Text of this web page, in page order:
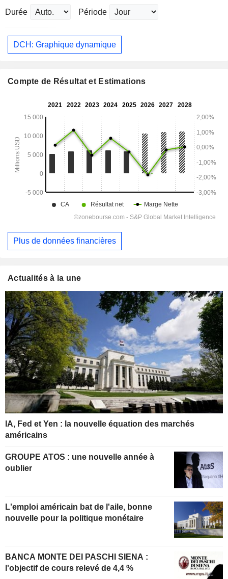
Durée Période
DCH: Graphique dynamique
Compte de Résultat et Estimations
Plus de données financières
Actualités à la une
IA, Fed et Yen : la nouvelle équation des marchés
américains
GROUPE ATOS : une nouvelle année à
oublier
L'emploi américain bat de l'aile, bonne
nouvelle pour la politique monétaire
BANCA MONTE DEI PASCHI SIENA :
l'objectif de cours relevé de 4,4 %